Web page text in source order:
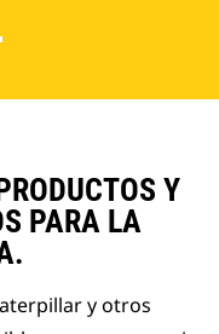
Y
PARA LA
y otros